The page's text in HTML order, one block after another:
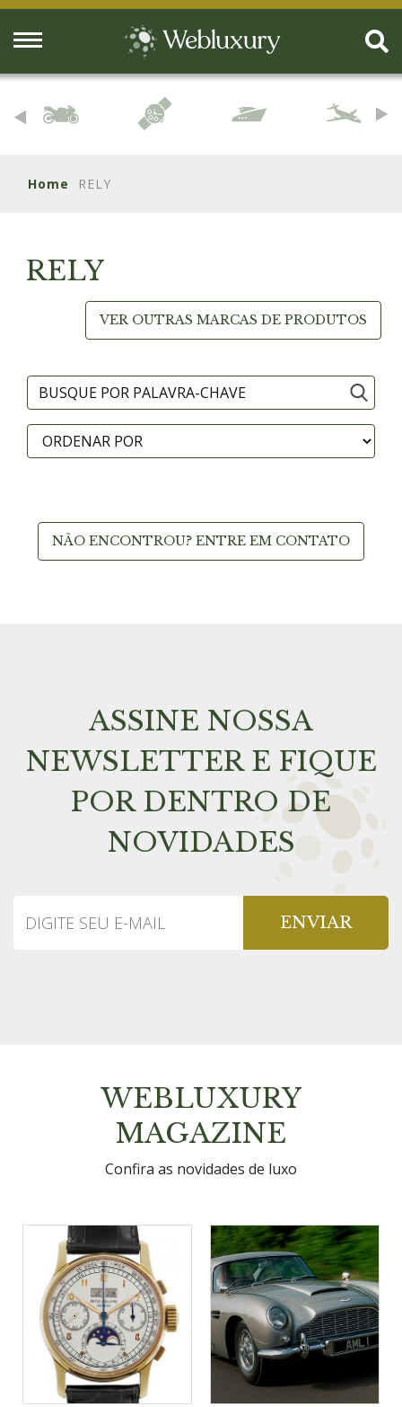
Home RELY
RELY
VER OUTRAS MARCAS DE PRODUTOS
NÃO ENCONTROU? ENTRE EM CONTATO
ASSINE NOSSA
NEWSLETTER E FIQUE
POR DENTRO DE
NOVIDADES
ENVIAR
WEBLUXURY
MAGAZINE
Confira as novidades de luxo